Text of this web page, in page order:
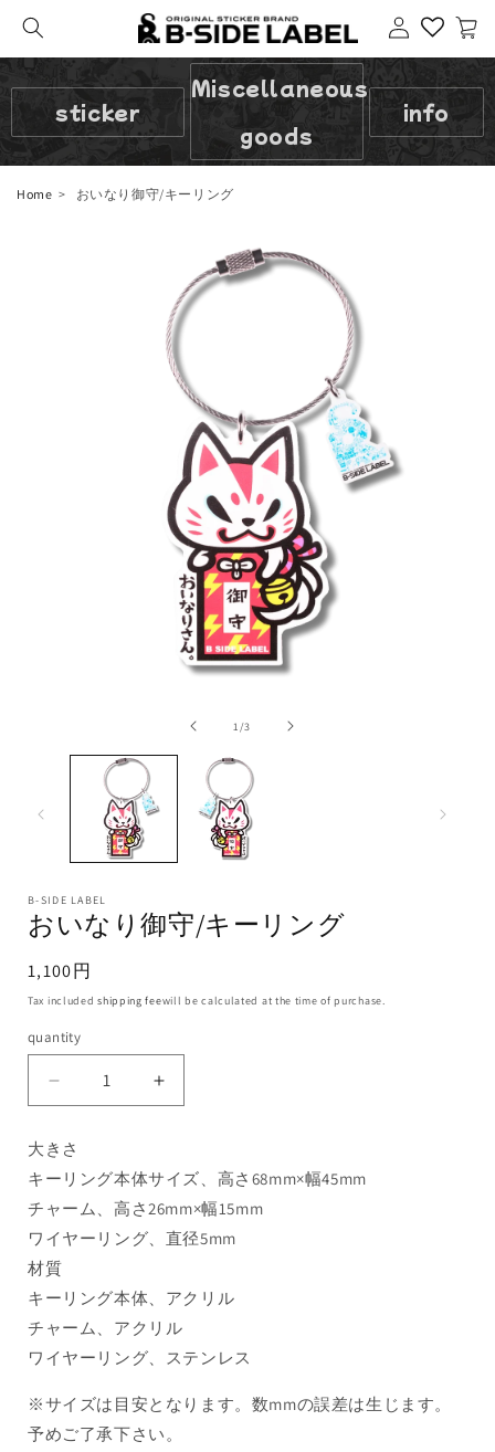
Login cart
sticker
Miscellaneous
goods
info
Home おいなり御守/キーリング
1/3
B-SIDE LABEL
おいなり御守/キーリング
1,100円
Tax includedshipping feewill be calculated at the time of purchase.
quantity
大きさ
キーリング本体サイズ、高さ68mm×幅45mm
チャーム、高さ26mm×幅15mm
ワイヤーリング、直径5mm
材質
キーリング本体、アクリル
チャーム、アクリル
ワイヤーリング、ステンレス
※サイズは目安となります。数mmの誤差は生じます。
予めご了承下さい。